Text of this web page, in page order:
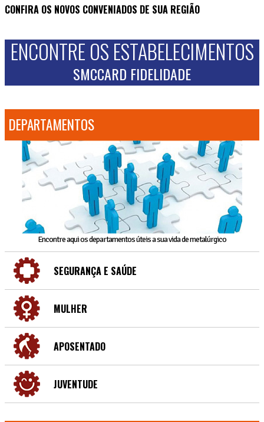
CONFIRA OS NOVOS CONVENIADOS DE SUA REGIÃO
ENCONTRE OS ESTABELECIMENTOS
SMCCARD FIDELIDADE
DEPARTAMENTOS
Encontre aqui os departamentos úteis a sua vida de metalúrgico
SEGURANÇA E SAÚDE
MULHER
APOSENTADO
JUVENTUDE